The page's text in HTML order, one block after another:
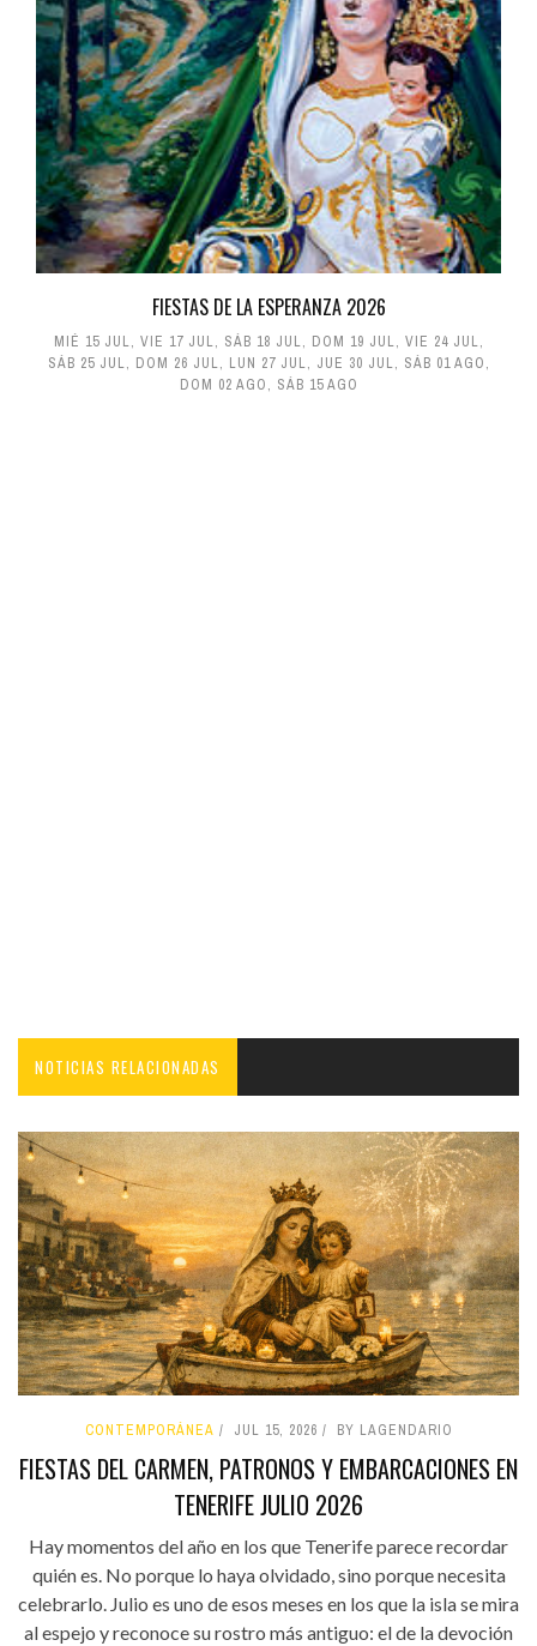
FIESTAS DE LA ESPERANZA 2026
MIÉ 15 JUL, VIE 17 JUL, SÁB 18 JUL, DOM 19 JUL, VIE 24 JUL,
SÁB 25 JUL, DOM 26 JUL, LUN 27 JUL, JUE 30 JUL, SÁB 01 AGO,
DOM 02 AGO, SÁB 15 AGO
NOTICIAS RELACIONADAS
CONTEMPORÁNEA JUL 15, 2026 BY LAGENDARIO
FIESTAS DEL CARMEN, PATRONOS Y EMBARCACIONES EN
TENERIFE JULIO 2026
Hay momentos del año en los que Tenerife parece recordar
quién es. No porque lo haya olvidado, sino porque necesita
celebrarlo. Julio es uno de esos meses en los que la isla se mira
al espejo y reconoce su rostro más antiguo: el de la devoción